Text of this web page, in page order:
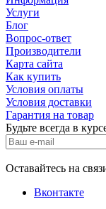
Услуги
Блог
Вопрос-ответ
Производители
Карта сайта
Как купить
Условия оплаты
Условия доставки
Гарантия на товар
Будьте всегда в
Оставайтесь на
Вконтакте